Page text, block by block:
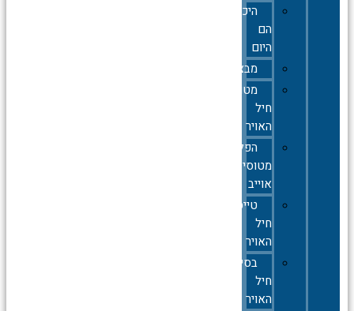
היכן
הם
היום
מבצעים
מטוסי
חיל
האויר
הפלות
מטוסי
אוייב
טייסות
חיל
האויר
בסיסי
חיל
האויר